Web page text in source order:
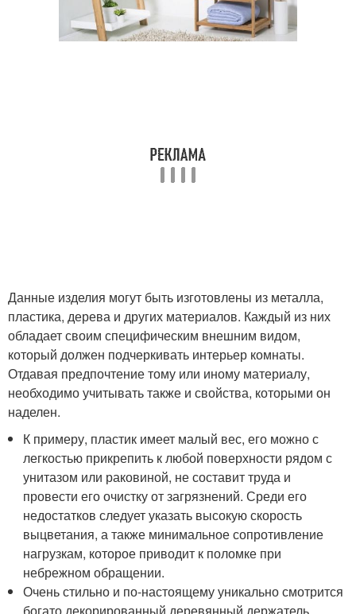
Данные изделия могут быть изготовлены из металла,
пластика, дерева и других материалов. Каждый из них
обладает своим специфическим внешним видом,
который должен подчеркивать интерьер комнаты.
Отдавая предпочтение тому или иному материалу,
необходимо учитывать также и свойства, которыми он
наделен.
К примеру, пластик имеет малый вес, его можно с
легкостью прикрепить к любой поверхности рядом с
унитазом или раковиной, не составит труда и
провести его очистку от загрязнений. Среди его
недостатков следует указать высокую скорость
выцветания, а также минимальное сопротивление
нагрузкам, которое приводит к поломке при
небрежном обращении.
Очень стильно и по-настоящему уникально смотрится